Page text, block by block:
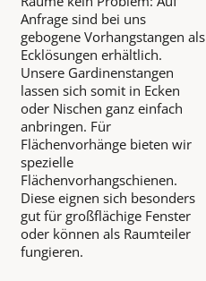
Anfrage sind bei uns
gebogene Vorhangstangen als
Ecklösungen erhältlich.
Unsere Gardinenstangen
lassen sich somit in Ecken
oder Nischen ganz einfach
anbringen. Für
Flächenvorhänge bieten wir
spezielle
Flächenvorhangschienen.
Diese eignen sich besonders
gut für großflächige Fenster
oder können als Raumteiler
fungieren.